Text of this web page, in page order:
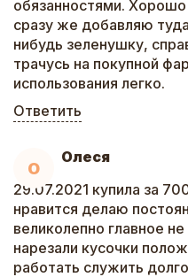
обязанностями.
сразу же добавляю
нибудь зеленушку,
трачусь на покупной
использования легко.
Ответить
О
Олеся
29.07.2021 купила за
нравится делаю
великолепно главное
нарезали кусочки
работать служить